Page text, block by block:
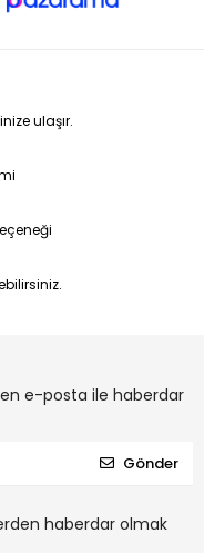
ulaşır.
e-posta ile haberdar
Gönder
haberdar olmak